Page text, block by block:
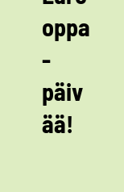
oppa
-
päiv
ää!